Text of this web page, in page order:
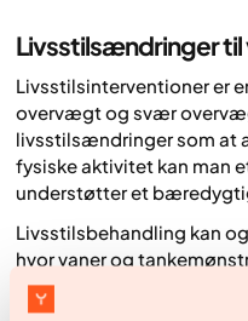
Livsstilsændringer
Livsstilsinterventioner er
overvægt og svær
livsstilsændringer som at
fysiske aktivitet kan man
understøtter et
Livsstilsbehandling kan
hvor vaner og
aktivitet adresseres trin
engagement er